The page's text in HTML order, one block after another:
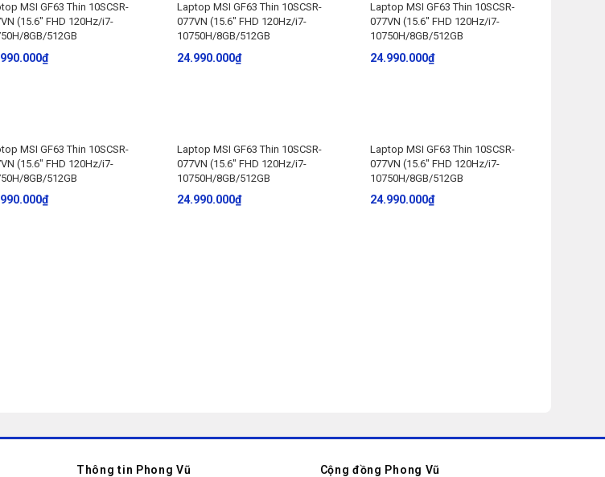
MSI GF63 Thin 10SCSR-
(15.6″ FHD 120Hz/i7-
8GB/512GB
₫
Laptop MSI GF63 Thin 10SCSR-
077VN (15.6″ FHD 120Hz/i7-
10750H/8GB/512GB
24.990.000₫
Laptop MSI GF63 Thin 10SCSR-
077VN (15.6″ FHD 120Hz/i7-
10750H/8GB/512GB
24.990.000₫
MSI GF63 Thin 10SCSR-
(15.6″ FHD 120Hz/i7-
8GB/512GB
₫
Laptop MSI GF63 Thin 10SCSR-
077VN (15.6″ FHD 120Hz/i7-
10750H/8GB/512GB
24.990.000₫
Laptop MSI GF63 Thin 10SCSR-
077VN (15.6″ FHD 120Hz/i7-
10750H/8GB/512GB
24.990.000₫
Thông tin Phong Vũ Cộng đồng Phong Vũ